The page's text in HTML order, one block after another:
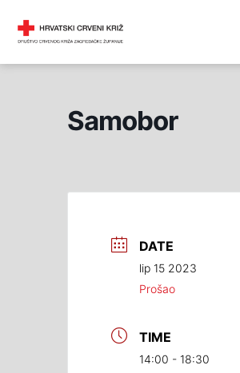
Samobor
DATE
lip 15 2023
Prošao
TIME
14:00 - 18:30